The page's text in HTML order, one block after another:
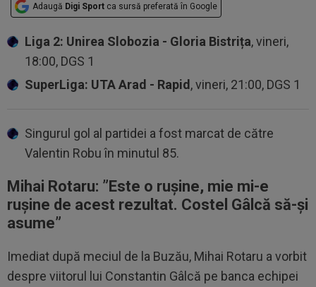
Adaugă Digi Sport ca sursă preferată în Google
Liga 2: Unirea Slobozia - Gloria Bistrița, vineri,
18:00, DGS 1
SuperLiga: UTA Arad - Rapid, vineri, 21:00, DGS 1
Singurul gol al partidei a fost marcat de către
Valentin Robu în minutul 85.
Mihai Rotaru: ”Este o rușine, mie mi-e
rușine de acest rezultat. Costel Gâlcă să-și
asume”
Imediat după meciul de la Buzău, Mihai Rotaru a vorbit
despre viitorul lui Constantin Gâlcă pe banca echipei